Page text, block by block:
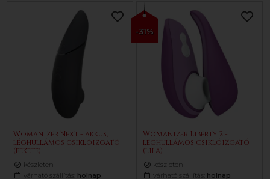
Womanizer Next - akkus,
léghullámos csiklóizgató
(fekete)
készleten
várható szállítás: holnap
-31%
Womanizer Liberty 2 -
léghullámos csiklóizgató
(lila)
készleten
várható szállítás: holnap